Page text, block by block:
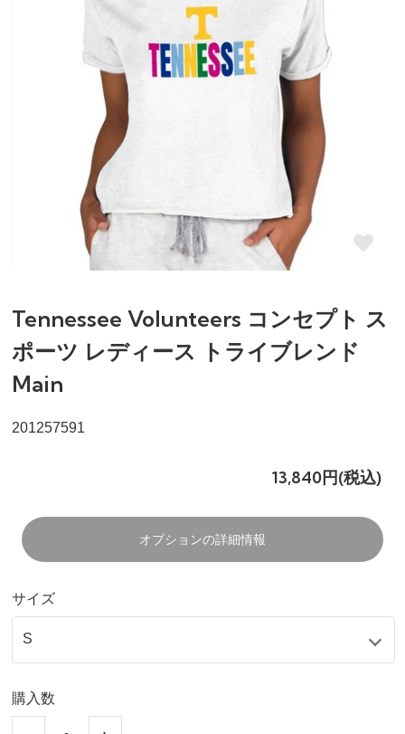
Tennessee Volunteers コンセプト ス
ポーツ レディース トライブレンド
Main
201257591
13,840円(税込)
オプションの詳細情報
サイズ
購入数